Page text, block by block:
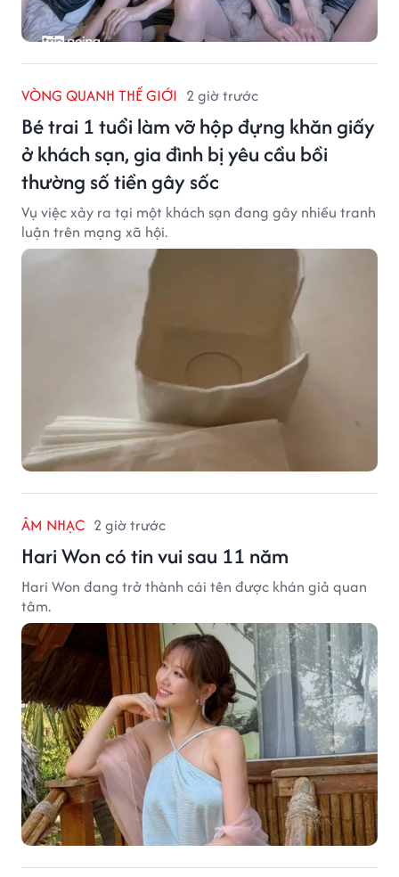
VÒNG QUANH THẾ GIỚI 2 giờ trước
Bé trai 1 tuổi làm vỡ hộp đựng khăn giấy
ở khách sạn, gia đình bị yêu cầu bồi
thường số tiền gây sốc
Vụ việc xảy ra tại một khách sạn đang gây nhiều tranh
luận trên mạng xã hội.
ÂM NHẠC 2 giờ trước
Hari Won có tin vui sau 11 năm
Hari Won đang trở thành cái tên được khán giả quan
tâm.